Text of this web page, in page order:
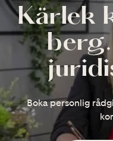
Kärlek
Boka personlig